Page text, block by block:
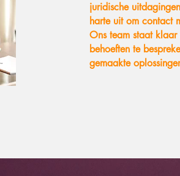
juridische
harte uit om contact
Ons team staat
behoeften te
gemaakte